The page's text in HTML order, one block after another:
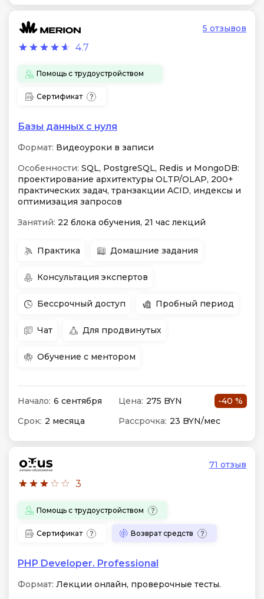
4.7
5 отзывов
Помощь с трудоустройством
Сертификат
Базы данных с нуля
Формат: Видеоуроки в записи
Особенности: SQL, PostgreSQL, Redis и MongoDB:
проектирование архитектуры OLTP/OLAP, 200+
практических задач, транзакции ACID, индексы и
оптимизация запросов
Занятий: 22 блока обучения, 21 час лекций
Практика Домашние задания
Консультация экспертов
Бессрочный доступ Пробный период
Чат Для продвинутых
Обучение с ментором
Начало: 6 сентября Цена: 275 BYN
-40 %
Срок: 2 месяца Рассрочка: 23 BYN/мес
3
71 отзыв
Помощь с трудоустройством
Сертификат Возврат средств
PHP Developer. Professional
Формат: Лекции онлайн, проверочные тесты.